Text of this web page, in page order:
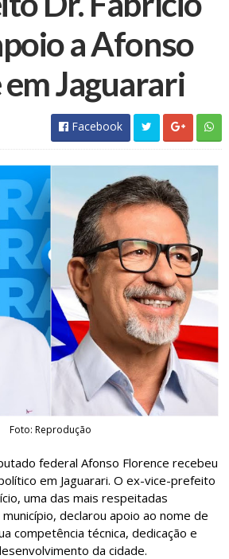
a Afonso
Jaguarari
Facebook
Foto: Reprodução
federal Afonso Florence recebeu
em Jaguarari. O ex-vice-prefeito
uma das mais respeitadas
declarou apoio ao nome de
competência técnica, dedicação e
da cidade.